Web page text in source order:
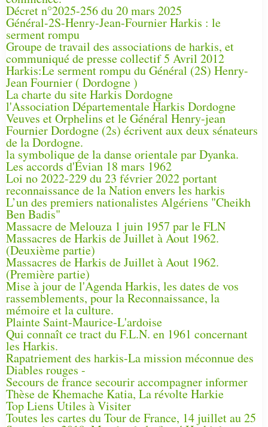
Décret n°2025-256 du 20 mars 2025
Général-2S-Henry-Jean-Fournier Harkis : le
serment rompu
Groupe de travail des associations de harkis, et
communiqué de presse collectif 5 Avril 2012
Harkis:Le serment rompu du Général (2S) Henry-
Jean Fournier ( Dordogne )
La charte du site Harkis Dordogne
l'Association Départementale Harkis Dordogne
Veuves et Orphelins et le Général Henry-jean
Fournier Dordogne (2s) écrivent aux deux sénateurs
de la Dordogne.
la symbolique de la danse orientale par Dyanka.
Les accords d'Évian 18 mars 1962
Loi no 2022-229 du 23 février 2022 portant
reconnaissance de la Nation envers les harkis
L’un des premiers nationalistes Algériens "Cheikh
Ben Badis"
Massacre de Melouza 1 juin 1957 par le FLN
Massacres de Harkis de Juillet à Aout 1962.
(Deuxième partie)
Massacres de Harkis de Juillet à Aout 1962.
(Première partie)
Mise à jour de l'Agenda Harkis, les dates de vos
rassemblements, pour la Reconnaissance, la
mémoire et la culture.
Plainte Saint-Maurice-L'ardoise
Qui connaît ce tract du F.L.N. en 1961 concernant
les Harkis.
Rapatriement des harkis-La mission méconnue des
Diables rouges -
Secours de france secourir accompagner informer
Thèse de Khemache Katia, La révolte Harkie
Top Liens Utiles à Visiter
Toutes les cartes du Tour de France, 14 juillet au 25